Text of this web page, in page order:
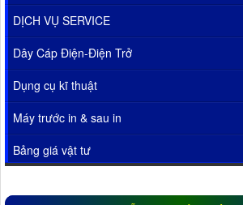
DỊCH VỤ SERVICE
Dây Cáp Điện-Điện Trở
Dụng cụ kĩ thuật
Máy trước in & sau in
Bảng giá vật tư